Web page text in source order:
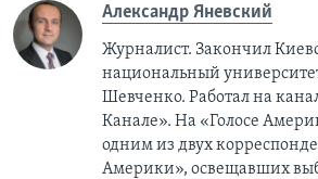
Александр Яневский
Журналист. Закончил
национальный
Шевченко. Работал на
Канале». На «Голосе
одним из двух
Америки», освещавших